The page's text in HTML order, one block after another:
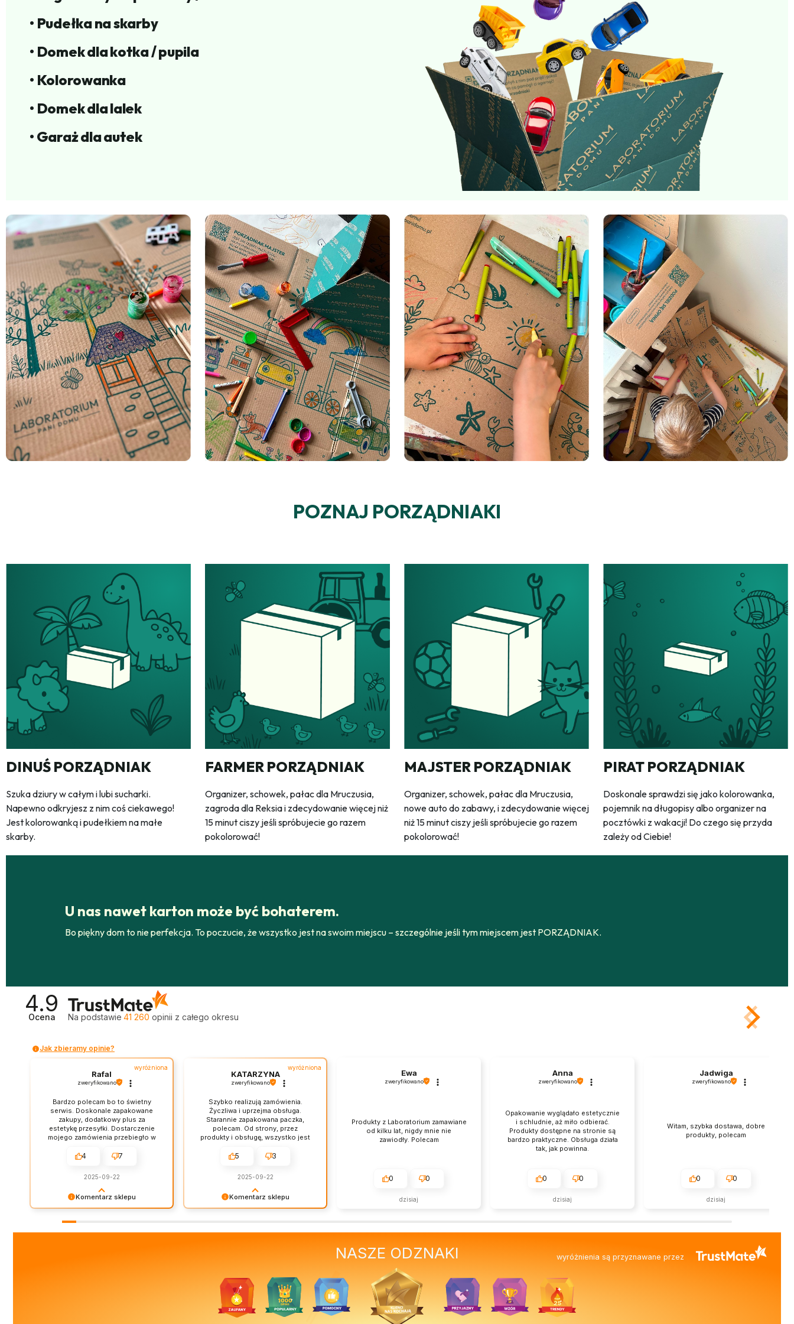
• Pudełka na skarby
• Domek dla kotka / pupila
• Kolorowanka
• Domek dla lalek
• Garaż dla autek
POZNAJ PORZĄDNIAKI
DINUŚ PORZĄDNIAK
Szuka dziury w całym i lubi sucharki.
Napewno odkryjesz z nim coś ciekawego!
Jest kolorowanką i pudełkiem na małe
skarby.
FARMER PORZĄDNIAK
Organizer, schowek, pałac dla Mruczusia,
zagroda dla Reksia i zdecydowanie więcej niż
15 minut ciszy jeśli spróbujecie go razem
pokolorować!
MAJSTER PORZĄDNIAK
Organizer, schowek, pałac dla Mruczusia,
nowe auto do zabawy, i zdecydowanie więcej
niż 15 minut ciszy jeśli spróbujecie go razem
pokolorować!
PIRAT PORZĄDNIAK
Doskonale sprawdzi się jako kolorowanka,
pojemnik na długopisy albo organizer na
pocztówki z wakacji! Do czego się przyda
zależy od Ciebie!
U nas nawet karton może być bohaterem.
Bo piękny dom to nie perfekcja. To poczucie, że wszystko jest na swoim miejscu – szczególnie jeśli tym miejscem jest PORZĄDNIAK.
4.9
Ocena Na podstawie 41 260 opinii z całego okresu
Jak zbieramy opinie?
Komentarz sklepu
wyróżniona
Rafal
zweryfikowano
Bardzo polecam bo to świetny
serwis. Doskonale zapakowane
zakupy, dodatkowy plus za
estetykę przesyłki. Dostarczenie
mojego zamówienia przebiegło w
Moja reklamacja została
w dziesiątkę.
4 7
2025-09-22
Komentarz sklepu
zobaczenia!
wyróżniona
KATARZYNA
zweryfikowano
Szybko realizują zamówienia.
Życzliwa i uprzejma obsługa.
Starannie zapakowana paczka,
polecam. Od strony, przez
produkty i obsługę, wszystko jest
5 3
2025-09-22
Ewa
zweryfikowano
Produkty z Laboratorium zamawiane
od kilku lat, nigdy mnie nie
zawiodły. Polecam
0 0
dzisiaj
Anna
zweryfikowano
Opakowanie wyglądało estetycznie
i schludnie, aż miło odbierać.
Produkty dostępne na stronie są
bardzo praktyczne. Obsługa działa
tak, jak powinna.
0 0
dzisiaj
Jadwiga
zweryfikowano
Witam, szybka dostawa, dobre
produkty, polecam
0 0
dzisiaj
NASZE ODZNAKI wyróżnienia są przyznawane przez